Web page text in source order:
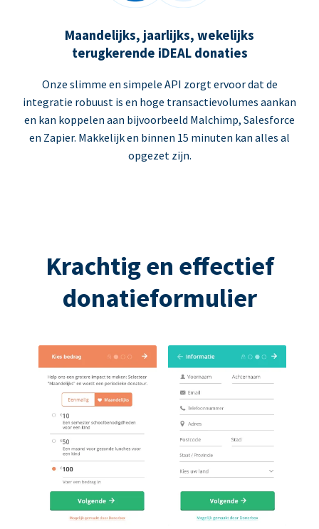
Maandelijks, jaarlijks, wekelijks
terugkerende iDEAL donaties
Onze slimme en simpele API zorgt ervoor dat de
integratie robuust is en hoge transactievolumes aankan
en kan koppelen aan bijvoorbeeld Malchimp, Salesforce
en Zapier. Makkelijk en binnen 15 minuten kan alles al
opgezet zijn.
Krachtig en effectief
donatieformulier